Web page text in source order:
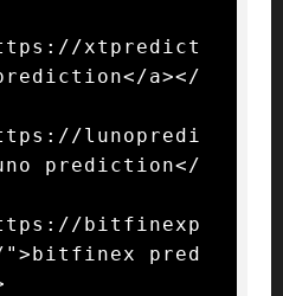
xtpredict
a></
lunopredi
prediction</
bitfinexp
">bitfinex pred